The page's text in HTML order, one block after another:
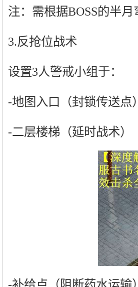
注：需根据BOSS的半
3.反抢位战术
设置3人警戒小组于：
-地图入口（封锁传送点）
-二层楼梯（延时战术）
-补给点（阻断药水运输）